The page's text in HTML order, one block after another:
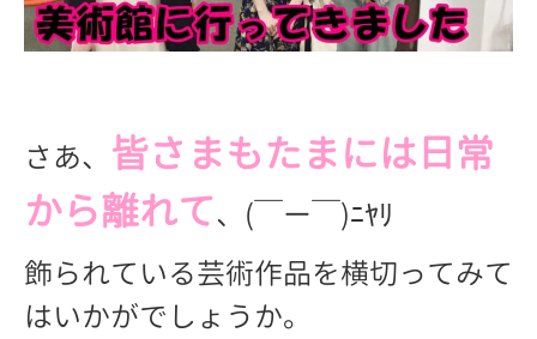
さあ、 皆さまもたまには日常
から離れて、(￣ー￣)ﾆﾔﾘ
飾られている芸術作品を横切ってみて
はいかがでしょうか。